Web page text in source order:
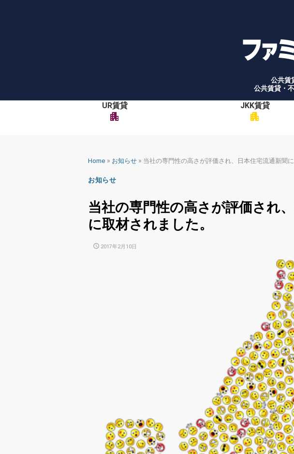
公共賃
公共賃貸・
UR賃貸
apartment
JKK賃貸
apartment
Home » お知らせ » 当社の専門性の高さが評価され、日本住宅流通新聞に
お知らせ
当社の専門性の高さが評価され
に取材されました。
POSTED
2017年2月10日